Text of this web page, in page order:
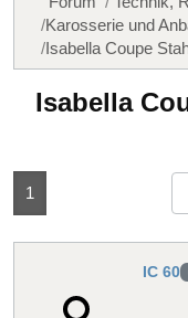
Karosserie und
Isabella Coupe
Isabella
1
IC 60